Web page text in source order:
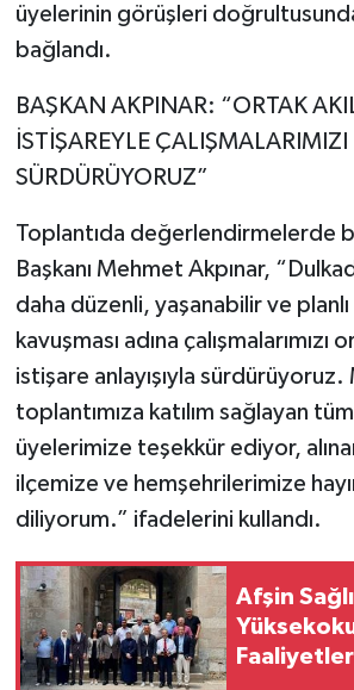
üyelerinin görüşleri
bağlandı.
BAŞKAN AKPINAR: “ORTAK
İSTİŞAREYLE ÇALIŞMALARIMIZI
SÜRDÜRÜYORUZ”
Toplantıda değerlendirmelerde
Başkanı Mehmet Akpınar,
daha düzenli, yaşanabilir ve planlı
kavuşması adına çalışmalarımızı
istişare anlayışıyla sürdürüyoruz.
toplantımıza katılım sağlayan
üyelerimize teşekkür ediyor,
ilçemize ve hemşehrilerimize
diliyorum.” ifadelerini kullandı.
Afşin